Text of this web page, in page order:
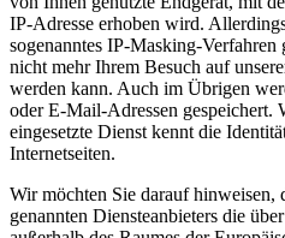
IP-Adresse erhoben wird.
sogenanntes IP-Masking-Verfahren
nicht mehr Ihrem Besuch auf
werden kann. Auch im Übrigen
oder E-Mail-Adressen gespeichert.
eingesetzte Dienst kennt die
Internetseiten.
Wir möchten Sie darauf hinweisen,
genannten Diensteanbieters die